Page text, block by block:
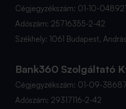
Cégjegyzékszám: 01-10-048921
Adószám: 25716355-2-42
Székhely: 1061 Budapest,
Bank360 Szolgáltató
Cégjegyzékszám: 01-09-
Adószám: 29317116-2-42